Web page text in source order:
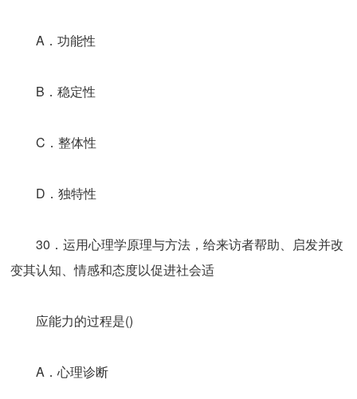
A．功能性
B．稳定性
C．整体性
D．独特性
30．运用心理学原理与方法，给来访者帮助、启发并改
变其认知、情感和态度以促进社会适
应能力的过程是()
A．心理诊断